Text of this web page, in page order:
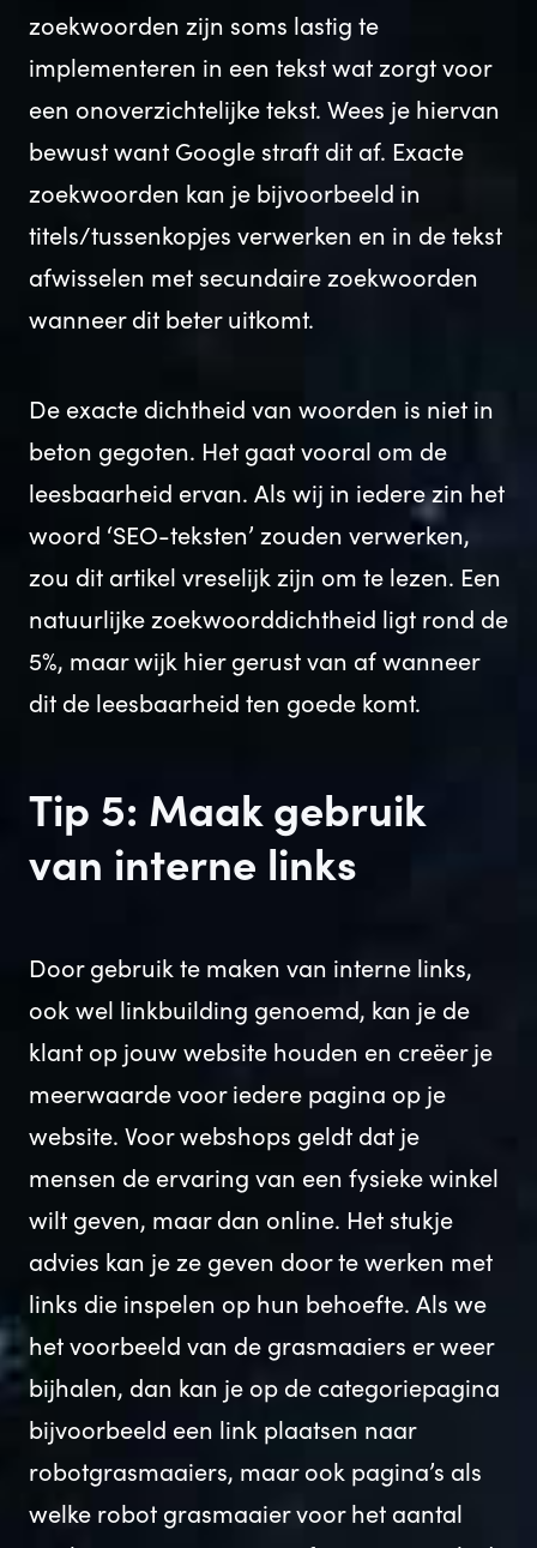
zoekwoorden zijn soms lastig te
implementeren in een tekst wat zorgt voor
een onoverzichtelijke tekst. Wees je hiervan
bewust want Google straft dit af. Exacte
zoekwoorden kan je bijvoorbeeld in
titels/tussenkopjes verwerken en in de tekst
afwisselen met secundaire zoekwoorden
wanneer dit beter uitkomt.
De exacte dichtheid van woorden is niet in
beton gegoten. Het gaat vooral om de
leesbaarheid ervan. Als wij in iedere zin het
woord ‘SEO-teksten’ zouden verwerken,
zou dit artikel vreselijk zijn om te lezen. Een
natuurlijke zoekwoorddichtheid ligt rond de
5%, maar wijk hier gerust van af wanneer
dit de leesbaarheid ten goede komt.
Tip 5: Maak gebruik
van interne links
Door gebruik te maken van interne links,
ook wel linkbuilding genoemd, kan je de
klant op jouw website houden en creëer je
meerwaarde voor iedere pagina op je
website. Voor webshops geldt dat je
mensen de ervaring van een fysieke winkel
wilt geven, maar dan online. Het stukje
advies kan je ze geven door te werken met
links die inspelen op hun behoefte. Als we
het voorbeeld van de grasmaaiers er weer
bijhalen, dan kan je op de categoriepagina
bijvoorbeeld een link plaatsen naar
robotgrasmaaiers, maar ook pagina’s als
welke robot grasmaaier voor het aantal